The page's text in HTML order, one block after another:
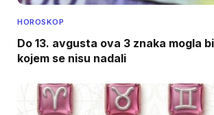
HOROSKOP
Do 13. avgusta ova 3 znaka mogla
kojem se nisu nadali